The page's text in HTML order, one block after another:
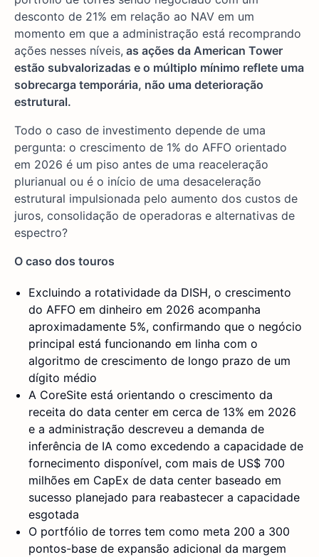
desconto de 21% em relação ao NAV em um
momento em que a administração está recomprando
ações nesses níveis, as ações da American Tower
estão subvalorizadas e o múltiplo mínimo reflete uma
sobrecarga temporária, não uma deterioração
estrutural.
Todo o caso de investimento depende de uma
pergunta: o crescimento de 1% do AFFO orientado
em 2026 é um piso antes de uma reaceleração
plurianual ou é o início de uma desaceleração
estrutural impulsionada pelo aumento dos custos de
juros, consolidação de operadoras e alternativas de
espectro?
O caso dos touros
Excluindo a rotatividade da DISH, o crescimento
do AFFO em dinheiro em 2026 acompanha
aproximadamente 5%, confirmando que o negócio
principal está funcionando em linha com o
algoritmo de crescimento de longo prazo de um
dígito médio
A CoreSite está orientando o crescimento da
receita do data center em cerca de 13% em 2026
e a administração descreveu a demanda de
inferência de IA como excedendo a capacidade de
fornecimento disponível, com mais de US$ 700
milhões em CapEx de data center baseado em
sucesso planejado para reabastecer a capacidade
esgotada
O portfólio de torres tem como meta 200 a 300
pontos-base de expansão adicional da margem